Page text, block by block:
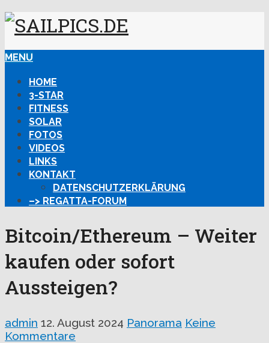
MENU
HOME
3-STAR
FITNESS
SOLAR
FOTOS
VIDEOS
LINKS
KONTAKT
DATENSCHUTZERKLÄRUNG
–> REGATTA-FORUM
Bitcoin/Ethereum – Weiter
kaufen oder sofort
Aussteigen?
admin 12. August 2024 Panorama Keine
Kommentare